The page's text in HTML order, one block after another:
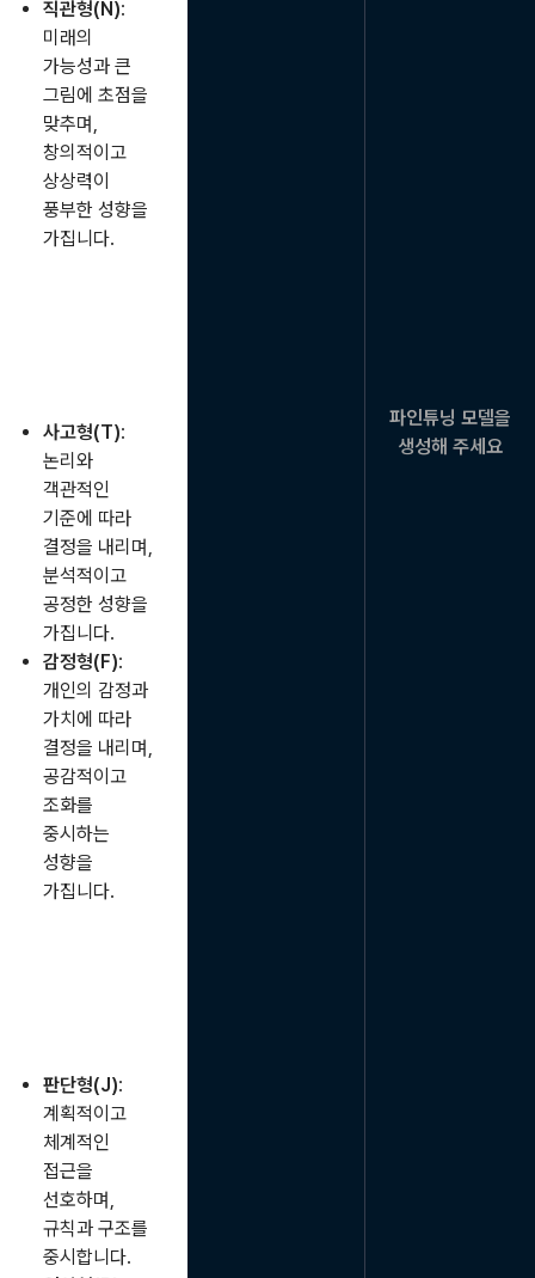
직관형(N):
미래의
가능성과 큰
그림에 초점을
맞추며,
창의적이고
상상력이
풍부한 성향을
가집니다.
사고형(T):
논리와
객관적인
기준에 따라
결정을 내리며,
분석적이고
공정한 성향을
가집니다.
감정형(F):
개인의 감정과
가치에 따라
결정을 내리며,
공감적이고
조화를
중시하는
성향을
가집니다.
판단형(J):
계획적이고
체계적인
접근을
선호하며,
규칙과 구조를
중시합니다.
파인튜닝 모델을
생성해 주세요